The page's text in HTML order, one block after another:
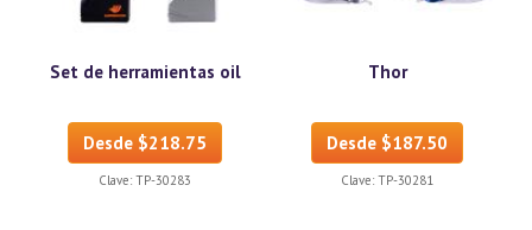
Set de herramientas oil
Desde $218.75
Clave: TP-30283
Thor
Desde $187.50
Clave: TP-30281